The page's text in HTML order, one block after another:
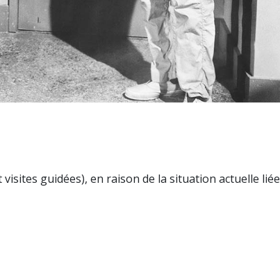
guidées), en raison de la situation actuelle liée